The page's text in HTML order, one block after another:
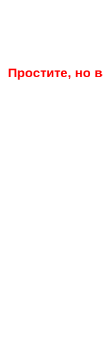
Простите, но